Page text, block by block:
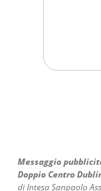
Messaggio
Doppio Centro
di Intesa Sanpaolo